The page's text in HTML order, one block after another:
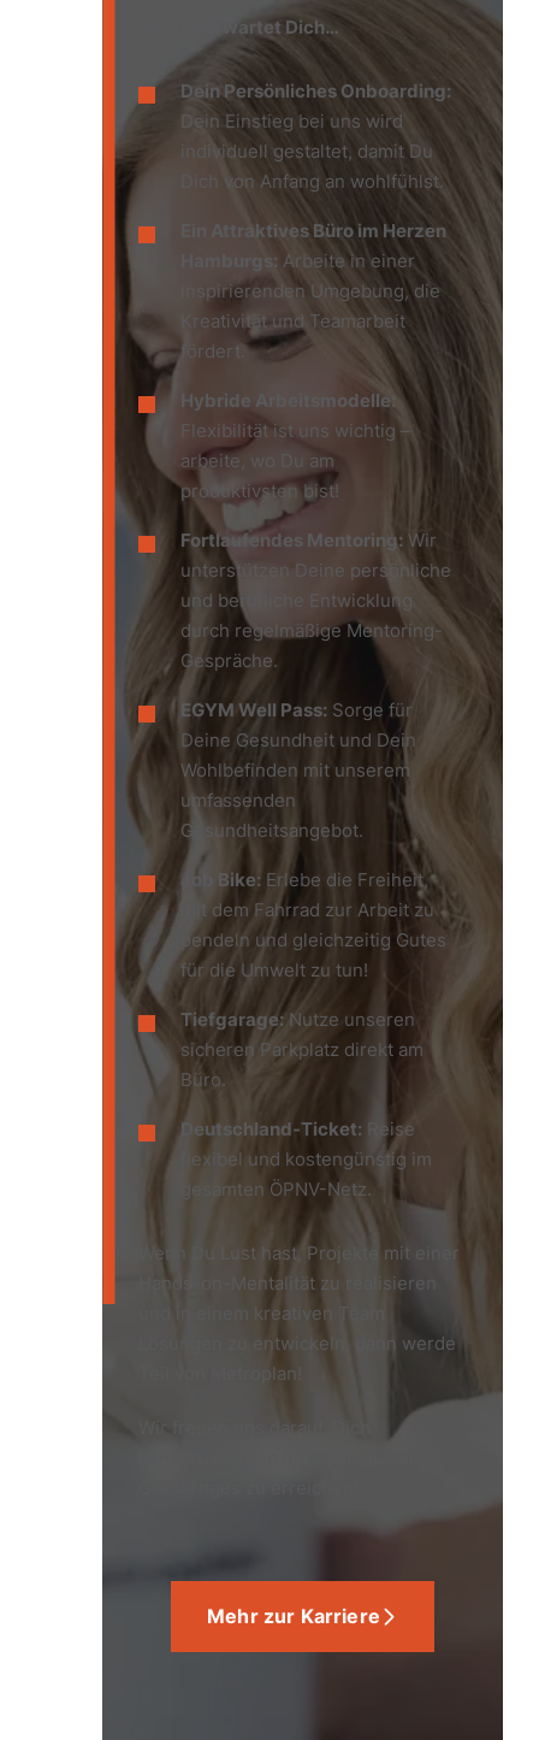
Bei uns erwartet Dich…
Dein Persönliches Onboarding:
Dein Einstieg bei uns wird
individuell gestaltet, damit Du
Dich von Anfang an wohlfühlst.
Ein Attraktives Büro im Herzen
Hamburgs: Arbeite in einer
inspirierenden Umgebung, die
Kreativität und Teamarbeit
fördert.
Hybride Arbeitsmodelle:
Flexibilität ist uns wichtig –
arbeite, wo Du am
produktivsten bist!
Fortlaufendes Mentoring: Wir
unterstützen Deine persönliche
und berufliche Entwicklung
durch regelmäßige Mentoring-
Gespräche.
EGYM Well Pass: Sorge für
Deine Gesundheit und Dein
Wohlbefinden mit unserem
umfassenden
Gesundheitsangebot.
Job Bike: Erlebe die Freiheit,
mit dem Fahrrad zur Arbeit zu
pendeln und gleichzeitig Gutes
für die Umwelt zu tun!
Tiefgarage:Nutze unseren
sicheren Parkplatz direkt am
Büro.
Deutschland-Ticket: Reise
flexibel und kostengünstig im
gesamten ÖPNV-Netz.
Wenn Du Lust hast, Projekte mit einer
Hands-on-Mentalität zu realisieren
und in einem kreativen Team
Lösungen zu entwickeln, dann werde
Teil von Metroplan!
Wir freuen uns darauf, Dich
Mehr zur Karriere